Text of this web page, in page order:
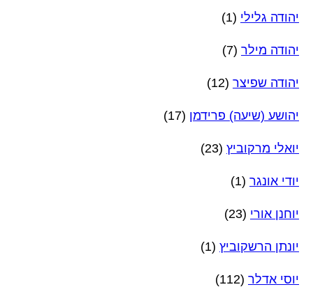
יהודה גלילי (1)
יהודה מילר (7)
יהודה שפיצר (12)
יהושע (שיעה) פרידמן (17)
יואלי מרקוביץ (23)
יודי אונגר (1)
יוחנן אורי (23)
יונתן הרשקוביץ (1)
יוסי אדלר (112)